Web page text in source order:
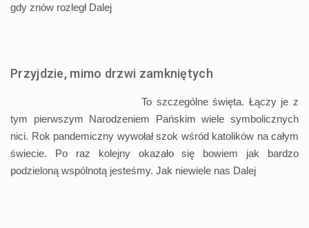
gdy znów rozległ Dalej
Przyjdzie, mimo drzwi zamkniętych
To szczególne święta. Łączy je z
tym pierwszym Narodzeniem Pańskim wiele symbolicznych
nici. Rok pandemiczny wywołał szok wśród katolików na całym
świecie. Po raz kolejny okazało się bowiem jak bardzo
podzieloną wspólnotą jesteśmy. Jak niewiele nas Dalej